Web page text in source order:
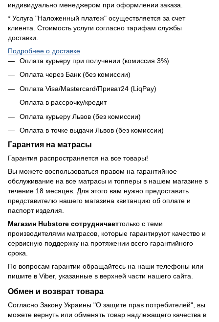
индивидуально менеджером при оформлении заказа.
* Услуга "Наложенный платеж" осуществляется за счет
клиента. Стоимость услуги согласно тарифам службы
доставки.
Подробнее о доставке
Оплата курьеру при получении (комиссия 3%)
Оплата через Банк (без комиссии)
Оплата Visa/Mastercard/Приват24 (LiqPay)
Оплата в рассрочку/кредит
Оплата курьеру Львов (без комиссии)
Оплата в точке выдачи Львов (без комиссии)
Гарантия на матрасы
Гарантия распространяется на все товары!
Вы можете воспользоваться правом на гарантийное
обслуживание на все матрасы и топперы в нашем магазине в
течение 18 месяцев. Для этого вам нужно предоставить
представителю нашего магазина квитанцию об оплате и
паспорт изделия.
Магазин Hubstore сотрудничаеттолько с теми
производителями матрасов, которые гарантируют качество и
сервисную поддержку на протяжении всего гарантийного
срока.
По вопросам гарантии обращайтесь на наши телефоны или
пишите в Viber, указанные в верхней части нашего сайта.
Обмен и возврат товара
Согласно Закону Украины "О защите прав потребителей", вы
можете вернуть или обменять товар надлежащего качества в